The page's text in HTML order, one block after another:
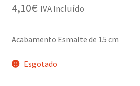
4,10€ IVA Incluído
Acabamento Esmalte de 15 cm
Esgotado